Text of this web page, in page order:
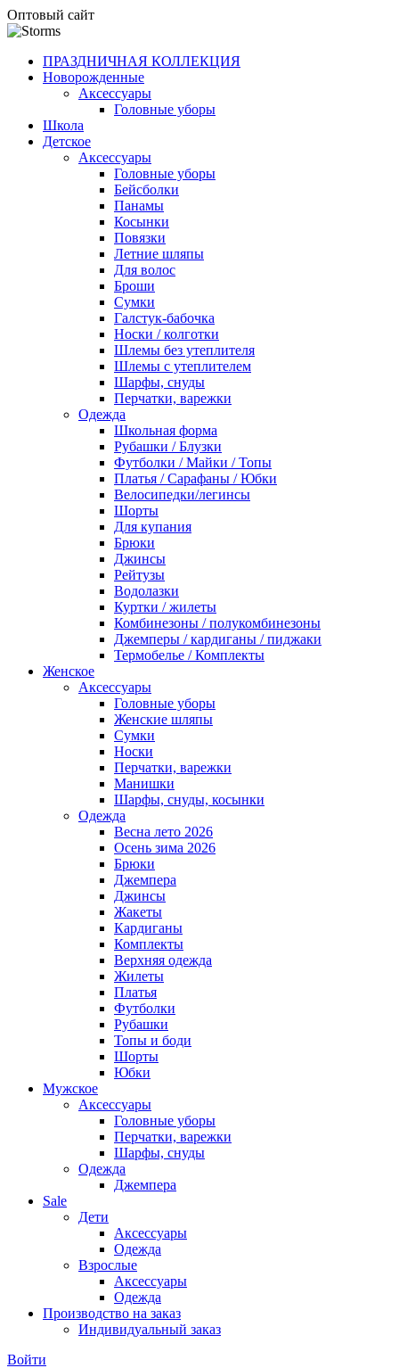
Оптовый сайт
ПРАЗДНИЧНАЯ КОЛЛЕКЦИЯ
Новорожденные
Аксессуары
Головные уборы
Школа
Детское
Аксессуары
Головные уборы
Бейсболки
Панамы
Косынки
Повязки
Летние шляпы
Для волос
Броши
Сумки
Галстук-бабочка
Носки / колготки
Шлемы без утеплителя
Шлемы с утеплителем
Шарфы, снуды
Перчатки, варежки
Одежда
Школьная форма
Рубашки / Блузки
Футболки / Майки / Топы
Платья / Сарафаны / Юбки
Велосипедки/легинсы
Шорты
Для купания
Брюки
Джинсы
Рейтузы
Водолазки
Куртки / жилеты
Комбинезоны / полукомбинезоны
Джемперы / кардиганы / пиджаки
Термобелье / Комплекты
Женское
Аксессуары
Головные уборы
Женские шляпы
Сумки
Носки
Перчатки, варежки
Манишки
Шарфы, снуды, косынки
Одежда
Весна лето 2026
Осень зима 2026
Брюки
Джемпера
Джинсы
Жакеты
Кардиганы
Комплекты
Верхняя одежда
Жилеты
Платья
Футболки
Рубашки
Топы и боди
Шорты
Юбки
Мужское
Аксессуары
Головные уборы
Перчатки, варежки
Шарфы, снуды
Одежда
Джемпера
Sale
Дети
Аксессуары
Одежда
Взрослые
Аксессуары
Одежда
Производство на заказ
Индивидуальный заказ
Войти